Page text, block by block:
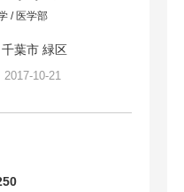
/ 医学部
葉市 緑区
2017-10-21